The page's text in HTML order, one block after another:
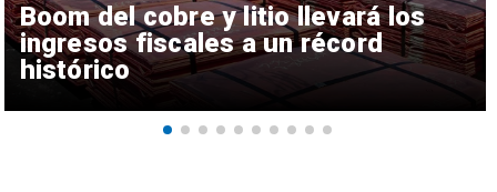
Boom del cobre y litio llevará los
ingresos fiscales a un récord
histórico